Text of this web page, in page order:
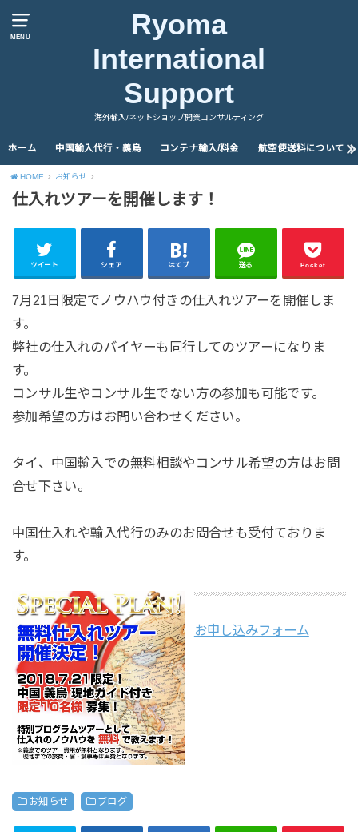
MENU
Ryoma
International
Support
海外輸入/ネットショップ開業コンサルティング
ホーム 中国輸入代行・義烏 コンテナ輸入/料金 航空便送料について
HOME お知らせ
仕入れツアーを開催します！
ツイート シェア はてブ 送る Pocket
7月21日限定でノウハウ付きの仕入れツアーを開催しま
す。
弊社の仕入れのバイヤーも同行してのツアーになりま
す。
コンサル生やコンサル生でない方の参加も可能です。
参加希望の方はお問い合わせください。
タイ、中国輸入での無料相談やコンサル希望の方はお問
合せ下さい。
中国仕入れや輸入代行のみのお問合せも受付ておりま
す。
お申し込みフォーム
お知らせ ブログ